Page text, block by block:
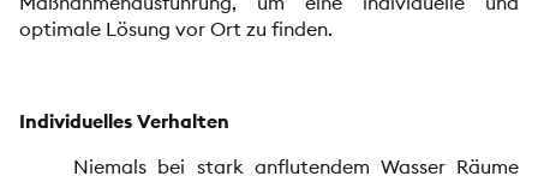
optimale Lösung vor Ort zu finden.
Individuelles Verhalten
Niemals bei stark anflutendem Wasser Räume